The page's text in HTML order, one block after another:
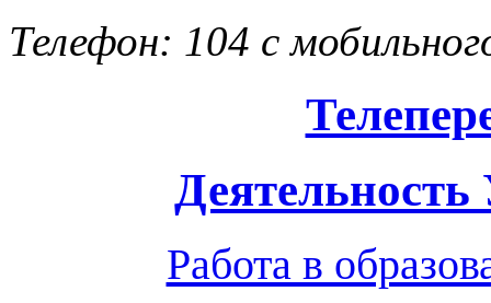
Телефон: 104 с
Работа в